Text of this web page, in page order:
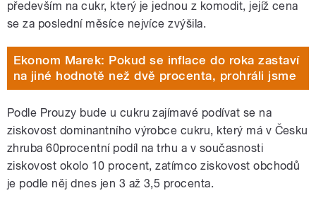
především na cukr, který je jednou z komodit, jejíž cena
se za poslední měsíce nejvíce zvýšila.
Ekonom Marek: Pokud se inflace do roka zastaví
na jiné hodnotě než dvě procenta, prohráli jsme
Podle Prouzy bude u cukru zajímavé podívat se na
ziskovost dominantního výrobce cukru, který má v Česku
zhruba 60procentní podíl na trhu a v současnosti
ziskovost okolo 10 procent, zatímco ziskovost obchodů
je podle něj dnes jen 3 až 3,5 procenta.